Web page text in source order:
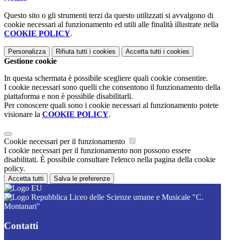
Questo sito o gli strumenti terzi da questo utilizzati si avvalgono di
cookie necessari al funzionamento ed utili alle finalità illustrate nella
COOKIE POLICY.
Personalizza Rifiuta tutti i cookies Accetta tutti i cookies
Gestione cookie
In questa schermata è possibile scegliere quali cookie consentire.
I cookie necessari sono quelli che consentono il funzionamento della
piattaforma e non è possibile disabilitarli.
Per conoscere quali sono i cookie necessari al funzionamento potete
visionare la COOKIE POLICY.
Cookie necessari per il funzionamento
I cookie necessari per il funzionamento non possono essere
disabilitati. È possibile consultare l'elenco nella pagina della cookie
policy.
Accetta tutti Salva le preferenze
Liceo delle Scienze umane e Musicale "C.
Montanari"
Contatti